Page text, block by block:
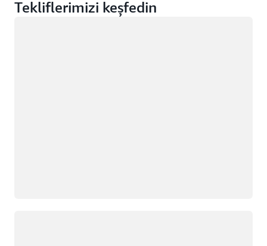
Tekliflerimizi keşfedin